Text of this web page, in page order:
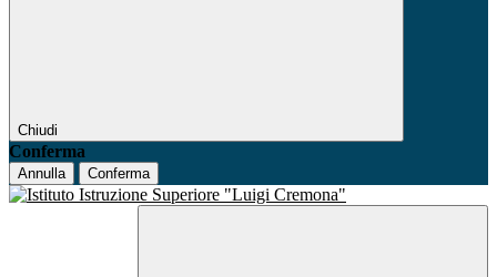
Chiudi
Conferma
Annulla Conferma